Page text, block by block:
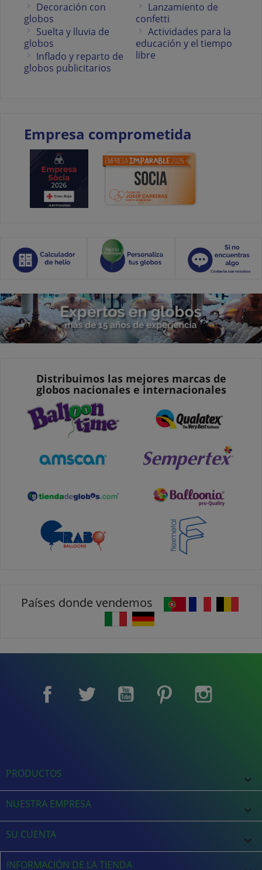
Decoración con
globos
Suelta y lluvia de
globos
Inflado y reparto de
globos publicitarios
Lanzamiento de
confetti
Actividades para la
educación y el tiempo
libre
Empresa comprometida
Distribuimos las mejores marcas de
globos nacionales e internacionales
Países donde vendemos
Facebook Twitter YouTube Pinterest
PRODUCTOS 
NUESTRA EMPRESA 
SU CUENTA 
INFORMACIÓN DE LA TIENDA